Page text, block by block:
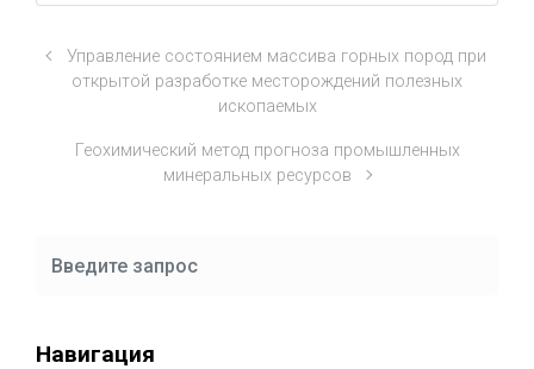
Управление состоянием массива горных пород при
открытой разработке месторождений полезных
ископаемых
Геохимический метод прогноза промышленных
минеральных ресурсов
Навигация